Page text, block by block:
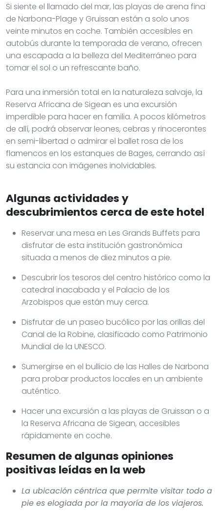
Si siente el llamado del mar, las playas de arena fina
de Narbona-Plage y Gruissan están a solo unos
veinte minutos en coche. También accesibles en
autobús durante la temporada de verano, ofrecen
una escapada a la belleza del Mediterráneo para
tomar el sol o un refrescante baño.
Para una inmersión total en la naturaleza salvaje, la
Reserva Africana de Sigean es una excursión
imperdible para hacer en familia. A pocos kilómetros
de allí, podrá observar leones, cebras y rinocerontes
en semi-libertad o admirar el ballet rosa de los
flamencos en los estanques de Bages, cerrando así
su estancia con imágenes inolvidables.
Algunas actividades y
descubrimientos cerca de este hotel
Reservar una mesa en Les Grands Buffets para
disfrutar de esta institución gastronómica
situada a menos de diez minutos a pie.
Descubrir los tesoros del centro histórico como la
catedral inacabada y el Palacio de los
Arzobispos que están muy cerca.
Disfrutar de un paseo bucólico por las orillas del
Canal de la Robine, clasificado como Patrimonio
Mundial de la UNESCO.
Sumergirse en el bullicio de las Halles de Narbona
para probar productos locales en un ambiente
auténtico.
Hacer una excursión a las playas de Gruissan o a
la Reserva Africana de Sigean, accesibles
rápidamente en coche.
Resumen de algunas opiniones
positivas leídas en la web
La ubicación céntrica que permite visitar todo a
pie es elogiada por la mayoría de los viajeros.